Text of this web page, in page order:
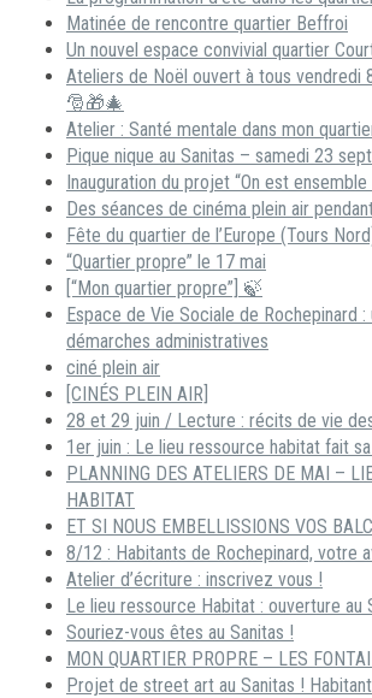
Matinée de rencontre quartier Beffroi
Un nouvel espace convivial quartier
Ateliers de Noël ouvert à tous vendredi
🎅🎁🎄
Atelier : Santé mentale dans mon
Pique nique au Sanitas – samedi 23
Inauguration du projet “On est ensemble
Des séances de cinéma plein air
Fête du quartier de l’Europe (Tours
“Quartier propre” le 17 mai
[“Mon quartier propre”] 🍃
Espace de Vie Sociale de Rochepinard :
démarches administratives
ciné plein air
[CINÉS PLEIN AIR]
28 et 29 juin / Lecture : récits de vie
1er juin : Le lieu ressource habitat fait
PLANNING DES ATELIERS DE MAI –
HABITAT
ET SI NOUS EMBELLISSIONS VOS
8/12 : Habitants de Rochepinard, votre
Atelier d’écriture : inscrivez vous !
Le lieu ressource Habitat : ouverture au
Souriez-vous êtes au Sanitas !
MON QUARTIER PROPRE – LES
Projet de street art au Sanitas !